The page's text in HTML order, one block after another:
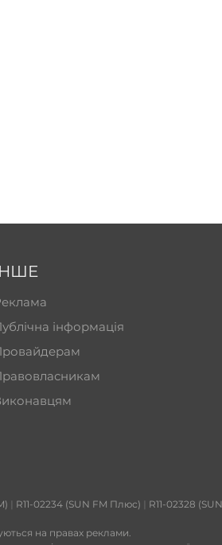
інформація
| R11-02234 (SUN FM Плюс) | R11-02328
на правах реклами.